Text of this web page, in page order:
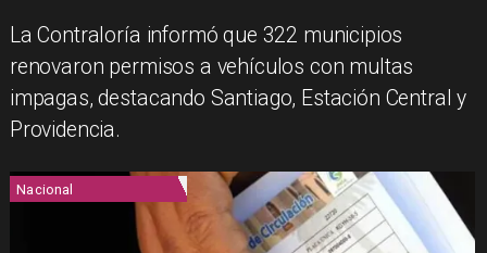
La Contraloría informó que 322 municipios
renovaron permisos a vehículos con multas
impagas, destacando Santiago, Estación Central y
Providencia.
Nacional